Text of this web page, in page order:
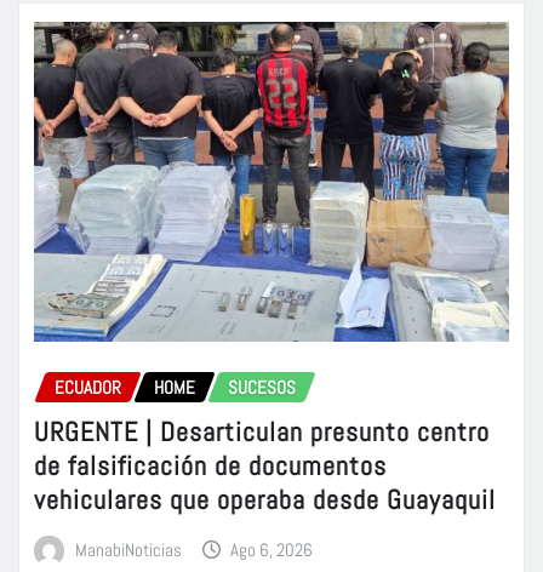
ECUADOR HOME SUCESOS
URGENTE | Desarticulan presunto centro
de falsificación de documentos
vehiculares que operaba desde Guayaquil
ManabiNoticias Ago 6, 2026